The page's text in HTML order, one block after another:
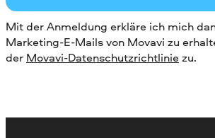
Mit der Anmeldung erkläre ich mich
Marketing-E-Mails von Movavi zu
der Movavi-Datenschutzrichtliniezu.